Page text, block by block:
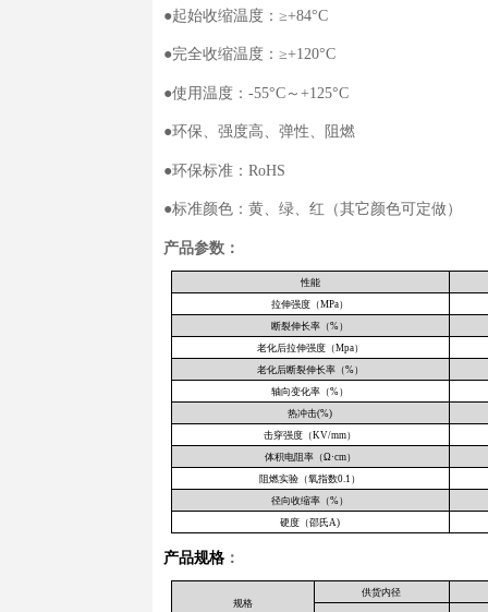
基本信息
产品介绍：
母排热
性，能够